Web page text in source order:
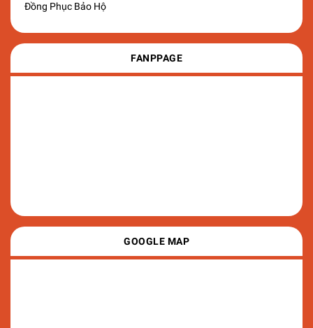
Đồng Phục Bảo Hộ
FANPPAGE
GOOGLE MAP